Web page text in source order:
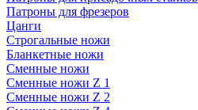
Патроны для фрезеров
Цанги
Строгальные ножи
Бланкетные ножи
Сменные ножи
Сменные ножи Z 1
Сменные ножи Z 2